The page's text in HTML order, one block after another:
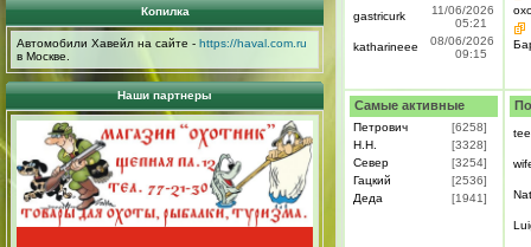
Копилка
Автомобили Хавейл на сайте - https://haval.com.ru
в Москве.
Наши партнеры
gastricurk
11/06/2026
05:21
katharineee
08/06/2026
09:15
Самые активные
Петрович
[6258]
H.H.
[3328]
Север
[3254]
Гацкий
[2536]
Деда
[1941]